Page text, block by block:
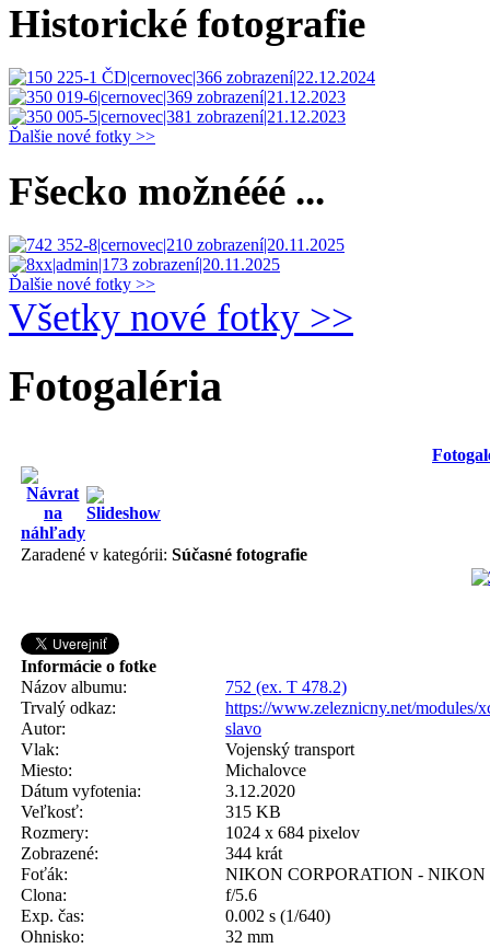
Historické fotografie
Ďalšie nové fotky >>
Fšecko možnééé ...
Ďalšie nové fotky >>
Všetky nové fotky >>
Fotogaléria
Zaradené v kategórii: Súčasné fotografie
Informácie o fotke
Názov albumu:
752 (ex. T 478.2)
Trvalý odkaz:
https://www.zeleznicny.net/modules/
Autor:
slavo
Vlak:
Vojenský transport
Miesto:
Michalovce
Dátum vyfotenia:
3.12.2020
Veľkosť:
315 KB
Rozmery:
1024 x 684 pixelov
Zobrazené:
344 krát
Foťák:
NIKON CORPORATION - NIKON
Clona:
f/5.6
Exp. čas:
0.002 s (1/640)
Ohnisko:
32 mm